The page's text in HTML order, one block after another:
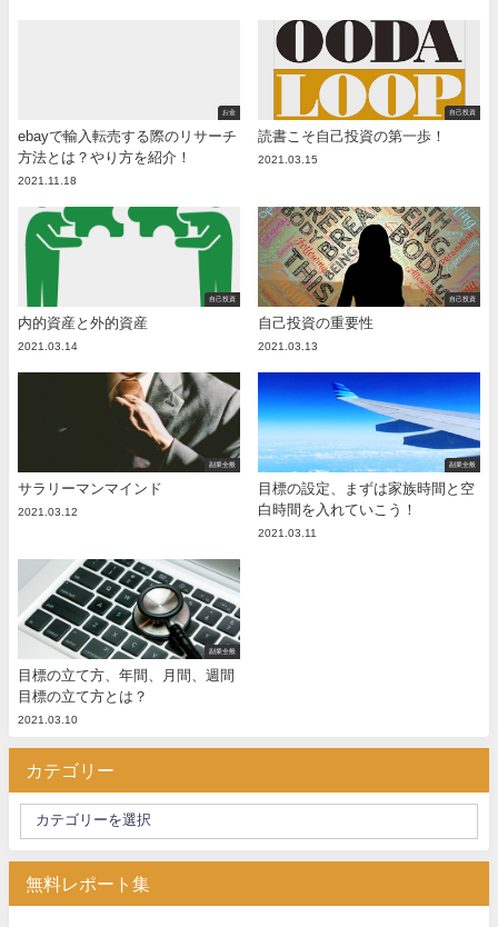
お金
ebayで輸入転売する際のリサーチ
方法とは？やり方を紹介！
2021.11.18
自己投資
読書こそ自己投資の第一歩！
2021.03.15
自己投資
内的資産と外的資産
2021.03.14
自己投資
自己投資の重要性
2021.03.13
副業全般
サラリーマンマインド
2021.03.12
副業全般
目標の設定、まずは家族時間と空
白時間を入れていこう！
2021.03.11
副業全般
目標の立て方、年間、月間、週間
目標の立て方とは？
2021.03.10
カテゴリー
無料レポート集